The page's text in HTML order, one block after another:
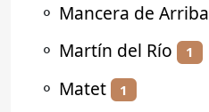
⚬ Mancera de Arriba
⚬ Martín del Río 1
⚬ Matet 1